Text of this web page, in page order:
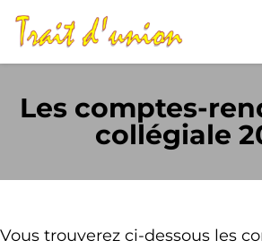
Les comptes-
collégiale
Vous trouverez ci-dessous les